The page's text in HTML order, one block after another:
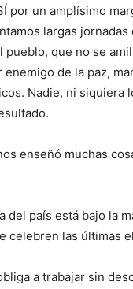
por un amplísimo
largas
pueblo, que no se
enemigo de la paz,
Nadie, ni siquiera
enseñó muchas
del país está bajo la
celebren las últimas
a trabajar sin